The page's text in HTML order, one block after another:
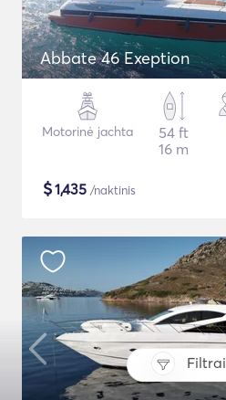
Filtrai
Abbate 46 Exeption
Motorinė jachta
54 ft
16 m
$1,435 /naktinis